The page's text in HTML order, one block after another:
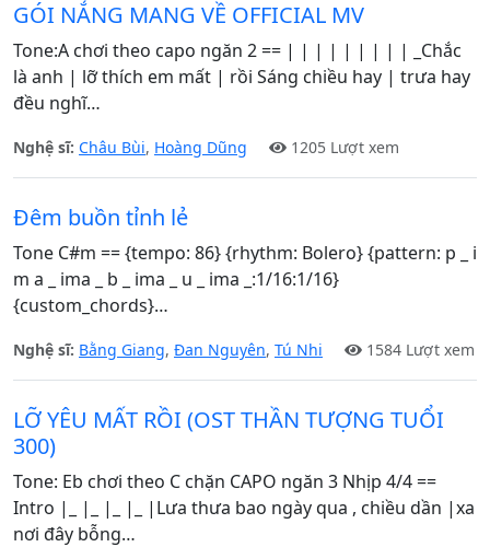
GÓI NẮNG MANG VỀ OFFICIAL MV
Tone:A chơi theo capo ngăn 2 == | | | | | | | | | _Chắc
là anh | lỡ thích em mất | rồi Sáng chiều hay | trưa hay
đều nghĩ…
Nghệ sĩ: Châu Bùi, Hoàng Dũng 1205 Lượt xem
Đêm buồn tỉnh lẻ
Tone C#m == {tempo: 86} {rhythm: Bolero} {pattern: p _ i
m a _ ima _ b _ ima _ u _ ima _:1/16:1/16}
{custom_chords}…
Nghệ sĩ: Bằng Giang, Đan Nguyên, Tú Nhi 1584 Lượt xem
LỠ YÊU MẤT RỒI (OST THẦN TƯỢNG TUỔI
300)
Tone: Eb chơi theo C chặn CAPO ngăn 3 Nhịp 4/4 ==
Intro |_ |_ |_ |_ |Lưa thưa bao ngày qua , chiều dần |xa
nơi đây bỗng…